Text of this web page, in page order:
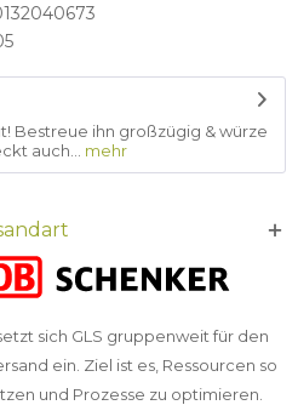
Bestreue ihn großzügig & würze
auch...
mehr
sich GLS gruppenweit für den
ein. Ziel ist es, Ressourcen so
und Prozesse zu optimieren.